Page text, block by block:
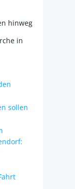
hinweg
in
sollen